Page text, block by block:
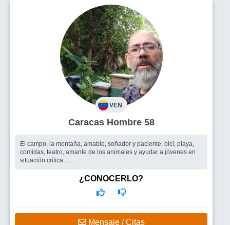
VEN
Caracas Hombre 58
El campo, la montaña, amable, soñador y paciente, bici, playa,
comidas, teatro, amante de los animales y ayudar a jóvenes en
situación crítica ...
que con el tiempo se combierta en compañera de vida
¿CONOCERLO?
Mensaje / Citas